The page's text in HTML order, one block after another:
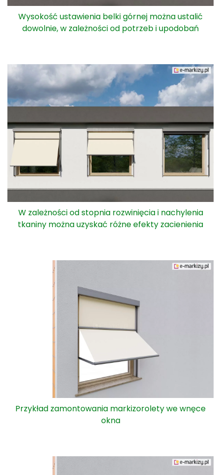
Wysokość ustawienia belki górnej można ustalić
dowolnie, w zależności od potrzeb i upodobań
W zależności od stopnia rozwinięcia i nachylenia
tkaniny można uzyskać różne efekty zacienienia
Przykład zamontowania markizorolety we wnęce
okna